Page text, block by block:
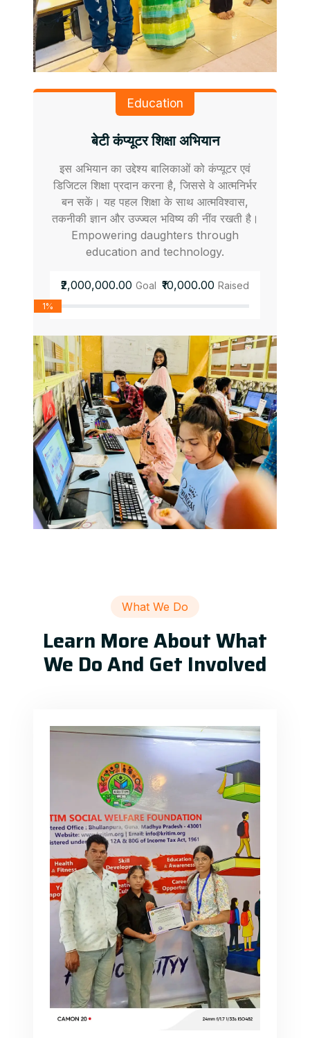
Education
बेटी कंप्यूटर शिक्षा अभियान
इस अभियान का उद्देश्य बालिकाओं को कंप्यूटर एवं
डिजिटल शिक्षा प्रदान करना है, जिससे वे आत्मनिर्भर
बन सकें। यह पहल शिक्षा के साथ आत्मविश्वास,
तकनीकी ज्ञान और उज्ज्वल भविष्य की नींव रखती है।
Empowering daughters through
education and technology.
₹2,000,000.00 Goal ₹10,000.00 Raised
1%
What We Do
Learn More About What
We Do And Get Involved